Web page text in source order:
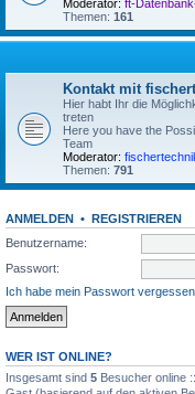
Moderator: ft-
Themen: 161
Kontakt mit
Hier habt Ihr die
treten
Here you have the
Team
Moderator:
Themen: 791
ANMELDEN • REGISTRIEREN
Benutzername:
Passwort:
Ich habe mein Passwort vergessen
WER IST ONLINE?
Insgesamt sind 5 Besucher online